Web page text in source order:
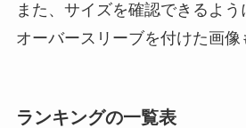
また、サイズを確認できるよ
オーバースリーブを付けた画像
ランキングの一覧表